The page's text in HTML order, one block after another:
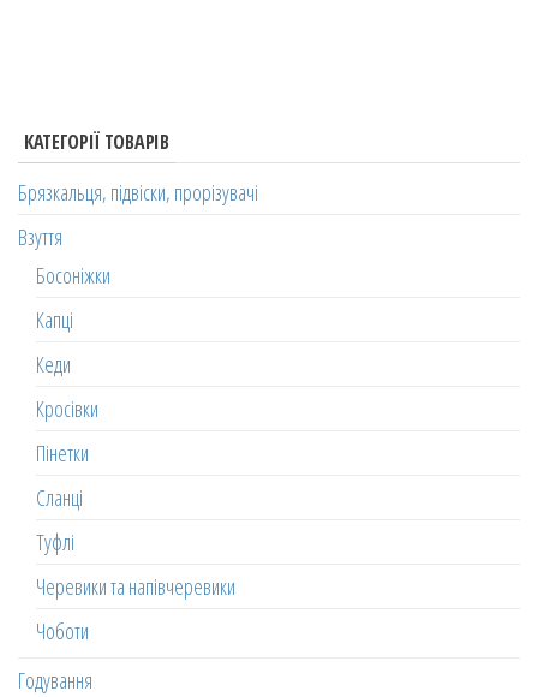
КАТЕГОРІЇ ТОВАРІВ
Брязкальця, підвіски, прорізувачі
Взуття
Босоніжки
Капці
Кеди
Кросівки
Пінетки
Сланці
Туфлі
Черевики та напівчеревики
Чоботи
Годування